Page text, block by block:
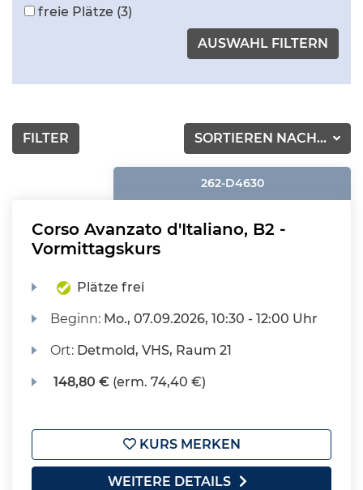
freie Plätze (3)
SORTIEREN NACH...
FILTER
262-D4630
Corso Avanzato d'Italiano, B2 -
Vormittagskurs
Plätze frei
Beginn: Mo., 07.09.2026, 10:30 - 12:00 Uhr
Ort: Detmold, VHS, Raum 21
148,80 € (erm. 74,40 €)
KURS MERKEN
WEITERE DETAILS